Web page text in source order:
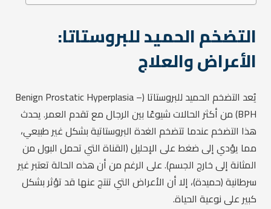
التضخم الحميد للبروستاتا:
الأعراض والعلاج
يُعد التضخم الحميد للبروستاتا (Benign Prostatic Hyperplasia –
BPH) من أكثر الحالات شيوعًا بين الرجال مع تقدم العمر. يحدث
هذا التضخم عندما تتضخم الغدة البروستاتية بشكل غير طبيعي،
مما يؤدي إلى ضغط على الإحليل (القناة التي تحمل البول من
المثانة إلى خارج الجسم). على الرغم من أن هذه الحالة تعتبر غير
سرطانية (حميدة)، إلا أن الأعراض التي تنتج عنها قد تؤثر بشكل
كبير على نوعية الحياة.